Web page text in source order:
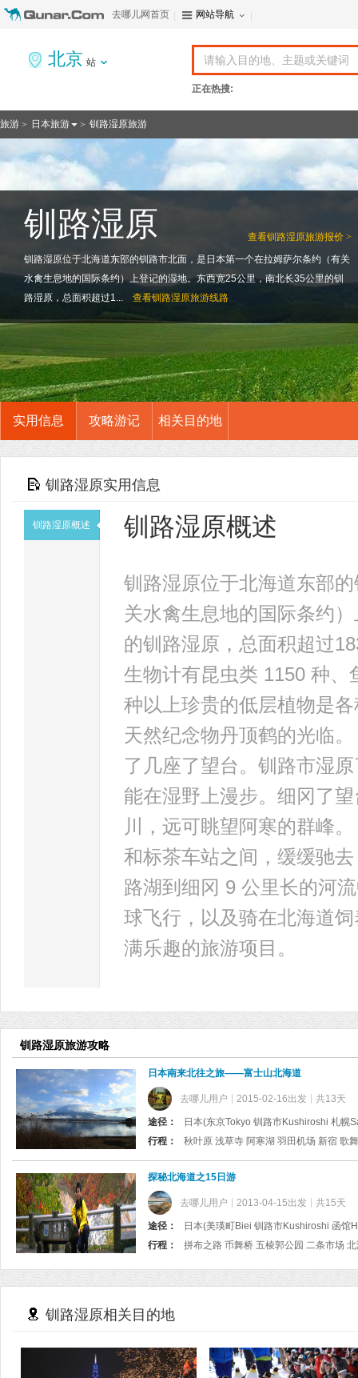
去哪儿网首页 网站导航
北京 站
正在热搜:
旅游 > 日本旅游 > 钏路湿原旅游
查看钏路湿原旅游报价 >
钏路湿原
钏路湿原位于北海道东部的钏路市北面，是日本第一个在拉姆萨尔条约（有关
水禽生息地的国际条约）上登记的湿地。东西宽25公里，南北长35公里的钏
路湿原，总面积超过1...
查看钏路湿原旅游线路
实用信息 攻略游记 相关目的地
钏路湿原实用信息
钏路湿原概述 钏路湿原概述
钏路湿原位于北海道东部
关水禽生息地的国际条约
的钏路湿原，总面积超过
生物计有昆虫类 1150 种
种以上珍贵的低层植物是
天然纪念物丹顶鹤的光临
了几座了望台。钏路市湿
能在湿野上漫步。细冈了
川，远可眺望阿寒的群峰
和标茶车站之间，缓缓驰
路湖到细冈 9 公里长的河
球飞行，以及骑在北海道
满乐趣的旅游项目。
钏路湿原旅游攻略
日本南来北往之旅——富士山北海道
去哪儿用户 2015-02-16出发 共13天
途径：
日本(东京Tokyo 钏路市Kushiroshi 札幌
行程：
探秘北海道之15日游
去哪儿用户 2013-04-15出发 共15天
途径：
日本(美瑛町Biei 钏路市Kushiroshi 函
行程：
钏路湿原相关目的地